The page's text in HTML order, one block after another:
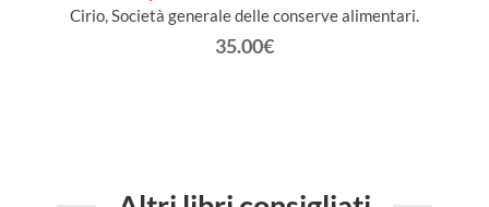
Cirio, Società generale delle conserve alimentari.
35.00€